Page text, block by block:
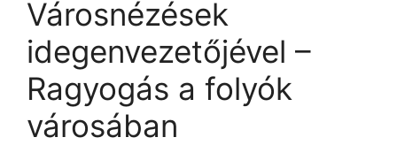
Városnézések
idegenvezetőjével –
Ragyogás a folyók
városában